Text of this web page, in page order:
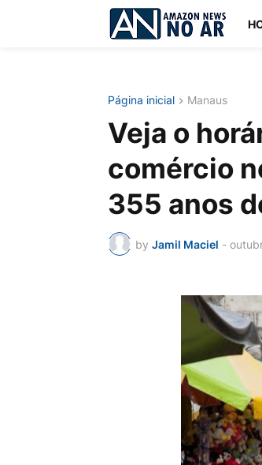
Página inicial Manaus
Veja o
comércio
355 anos
by Jamil Maciel -